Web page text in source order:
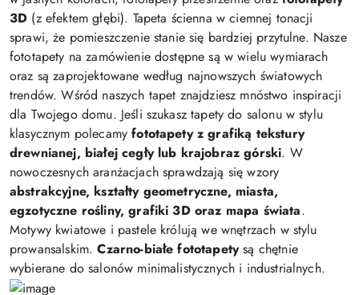
3D (z efektem głębi). Tapeta ścienna w ciemnej tonacji
sprawi, że pomieszczenie stanie się bardziej przytulne. Nasze
fototapety na zamówienie dostępne są w wielu wymiarach
oraz są zaprojektowane według najnowszych światowych
trendów. Wśród naszych tapet znajdziesz mnóstwo inspiracji
dla Twojego domu. Jeśli szukasz tapety do salonu w stylu
klasycznym polecamyfototapety z grafiką tekstury
drewnianej, białej cegły lub krajobraz górski. W
nowoczesnych aranżacjach sprawdzają się wzory
abstrakcyjne, kształty geometryczne, miasta,
egzotyczne rośliny, grafiki 3D oraz mapa świata.
Motywy kwiatowe i pastele królują we wnętrzach w stylu
prowansalskim.Czarno-białe fototapetysą chętnie
wybierane do salonów minimalistycznych i industrialnych.